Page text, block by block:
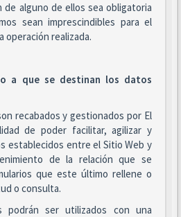
de alguno de ellos sea obligatoria
sean imprescindibles para el
operación realizada.
a que se destinan los datos
recabados y gestionados por El
de poder facilitar, agilizar y
establecidos entre el Sitio Web y
de la relación que se
que este último rellene o
o consulta.
podrán ser utilizados con una